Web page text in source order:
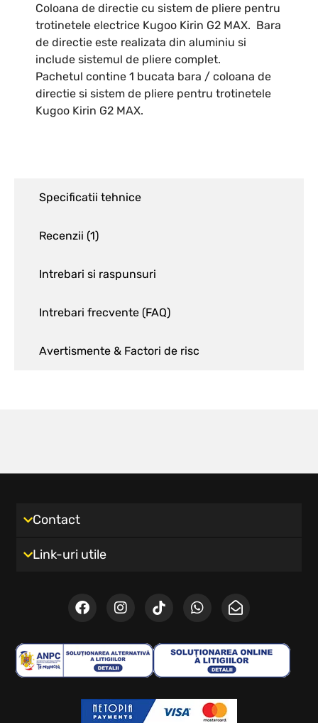
Specificatii tehnice
Recenzii (1)
Intrebari si raspunsuri
Intrebari frecvente (FAQ)
Avertismente & Factori de risc
Coloana de directie cu sistem de pliere pentru
trotinetele electrice Kugoo Kirin G2 MAX. Bara
de directie este realizata din aluminiu si
include sistemul de pliere complet.
Pachetul contine 1 bucata bara / coloana de
directie si sistem de pliere pentru trotinetele
Kugoo Kirin G2 MAX.
Contact
Link-uri utile